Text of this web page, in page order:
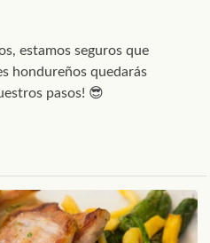
estamos seguros que
hondureños quedarás
pasos! 😎